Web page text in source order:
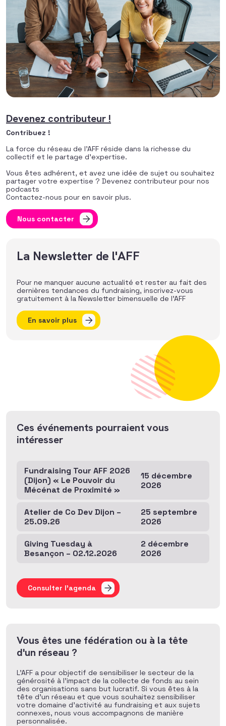
Devenez contributeur !
Contribuez !
La force du réseau de l’AFF réside dans la richesse du
collectif et le partage d’expertise.
Vous êtes adhérent, et avez une idée de sujet ou souhaitez
partager votre expertise ? Devenez contributeur pour nos
podcasts
Contactez-nous pour en savoir plus.
Nous contacter
La Newsletter de l'AFF
Pour ne manquer aucune actualité et rester au fait des
dernières tendances du fundraising, inscrivez-vous
gratuitement à la Newsletter bimensuelle de l’AFF
En savoir plus
Ces événements pourraient vous
intéresser
Fundraising Tour AFF 2026
(Dijon) « Le Pouvoir du
Mécénat de Proximité »
15 décembre
2026
Atelier de Co Dev Dijon –
25.09.26
25 septembre
2026
Giving Tuesday à
Besançon – 02.12.2026
2 décembre
2026
Consulter l'agenda
Vous êtes une fédération ou à la tête
d'un réseau ?
L’AFF a pour objectif de sensibiliser le secteur de la
générosité à l’impact de la collecte de fonds au sein
des organisations sans but lucratif. Si vous êtes à la
tête d’un réseau et que vous souhaitez sensibiliser
votre domaine d’activité au fundraising et aux sujets
connexes, nous vous accompagnons de manière
personnalisée.